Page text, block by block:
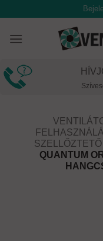
content
QUANTUM